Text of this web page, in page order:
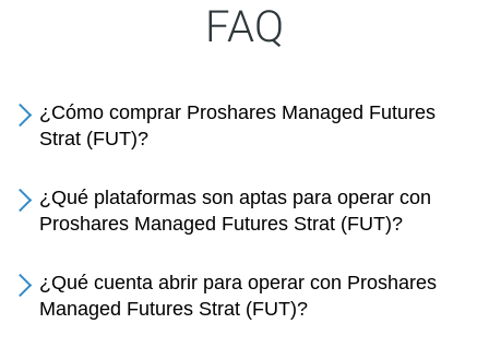
FAQ
¿Cómo comprar Proshares Managed Futures
Strat (FUT)?
¿Qué plataformas son aptas para operar con
Proshares Managed Futures Strat (FUT)?
¿Qué cuenta abrir para operar con Proshares
Managed Futures Strat (FUT)?